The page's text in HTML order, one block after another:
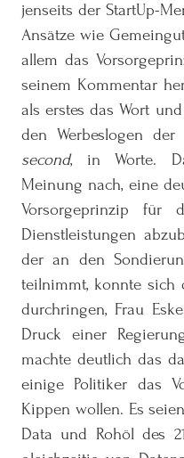
jenseits der StartUp-
Ansätze wie
allem das
seinem Kommentar
als erstes das Wort
den Werbeslogen der
second, in Worte.
Meinung nach, eine
Vorsorgeprinzip für
Dienstleistungen
der an den
teilnimmt, konnte sich
durchringen, Frau
Druck einer
machte deutlich das
einige Politiker das
Kippen wollen. Es
Data und Rohöl des